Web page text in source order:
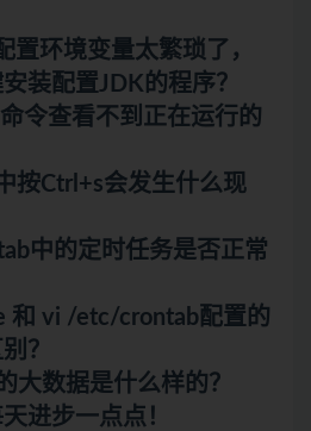
置环境变量太繁琐了，
装配置JDK的程序？
令查看不到正在运行的
按Ctrl+s会发生什么现
中的定时任务是否正常
和 vi /etc/crontab配置的
？
大数据是什么样的？
进步一点点！